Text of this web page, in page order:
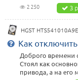
2 250 3
HGST
Как
Доброго времени
Стоял как
привода, а на его